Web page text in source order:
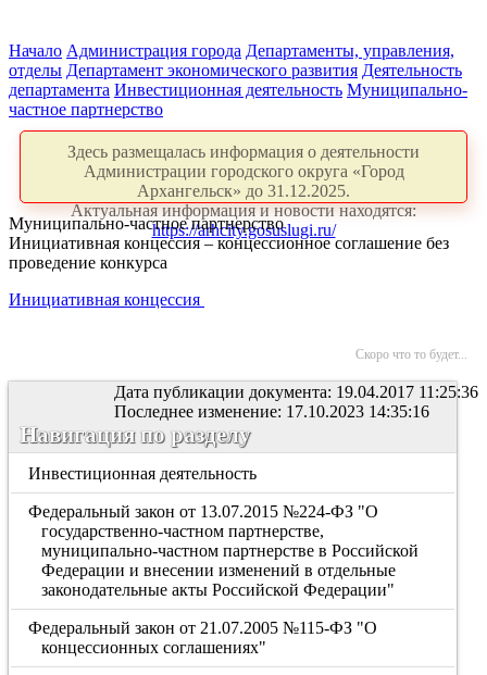
Начало Администрация города Департаменты, управления,
отделы Департамент экономического развития Деятельность
департамента Инвестиционная деятельность Муниципально-
частное партнерство
Здесь размещалась информация о деятельности
Администрации городского округа «Город
Архангельск» до 31.12.2025.
Актуальная информация и новости находятся:
https://arhcity.gosuslugi.ru/
Муниципально-частное партнерство
Инициативная концессия – концессионное соглашение без
проведение конкурса
Инициативная концессия
Скоро что то будет...
Дата публикации документа: 19.04.2017 11:25:36
Последнее изменение: 17.10.2023 14:35:16
Навигация по разделу
Инвестиционная деятельность
Федеральный закон от 13.07.2015 №224-ФЗ "О
государственно-частном партнерстве,
муниципально-частном партнерстве в Российской
Федерации и внесении изменений в отдельные
законодательные акты Российской Федерации"
Федеральный закон от 21.07.2005 №115-ФЗ "О
концессионных соглашениях"